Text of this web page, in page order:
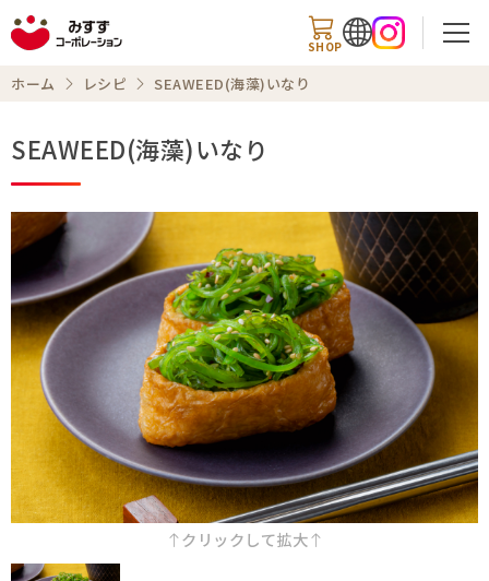
SHOP
商品情報
知る・楽しむ
レシピ
お知らせ
企業情報
ホーム レシピ SEAWEED(海藻)いなり
SEAWEED(海藻)いなり
クリックして拡大